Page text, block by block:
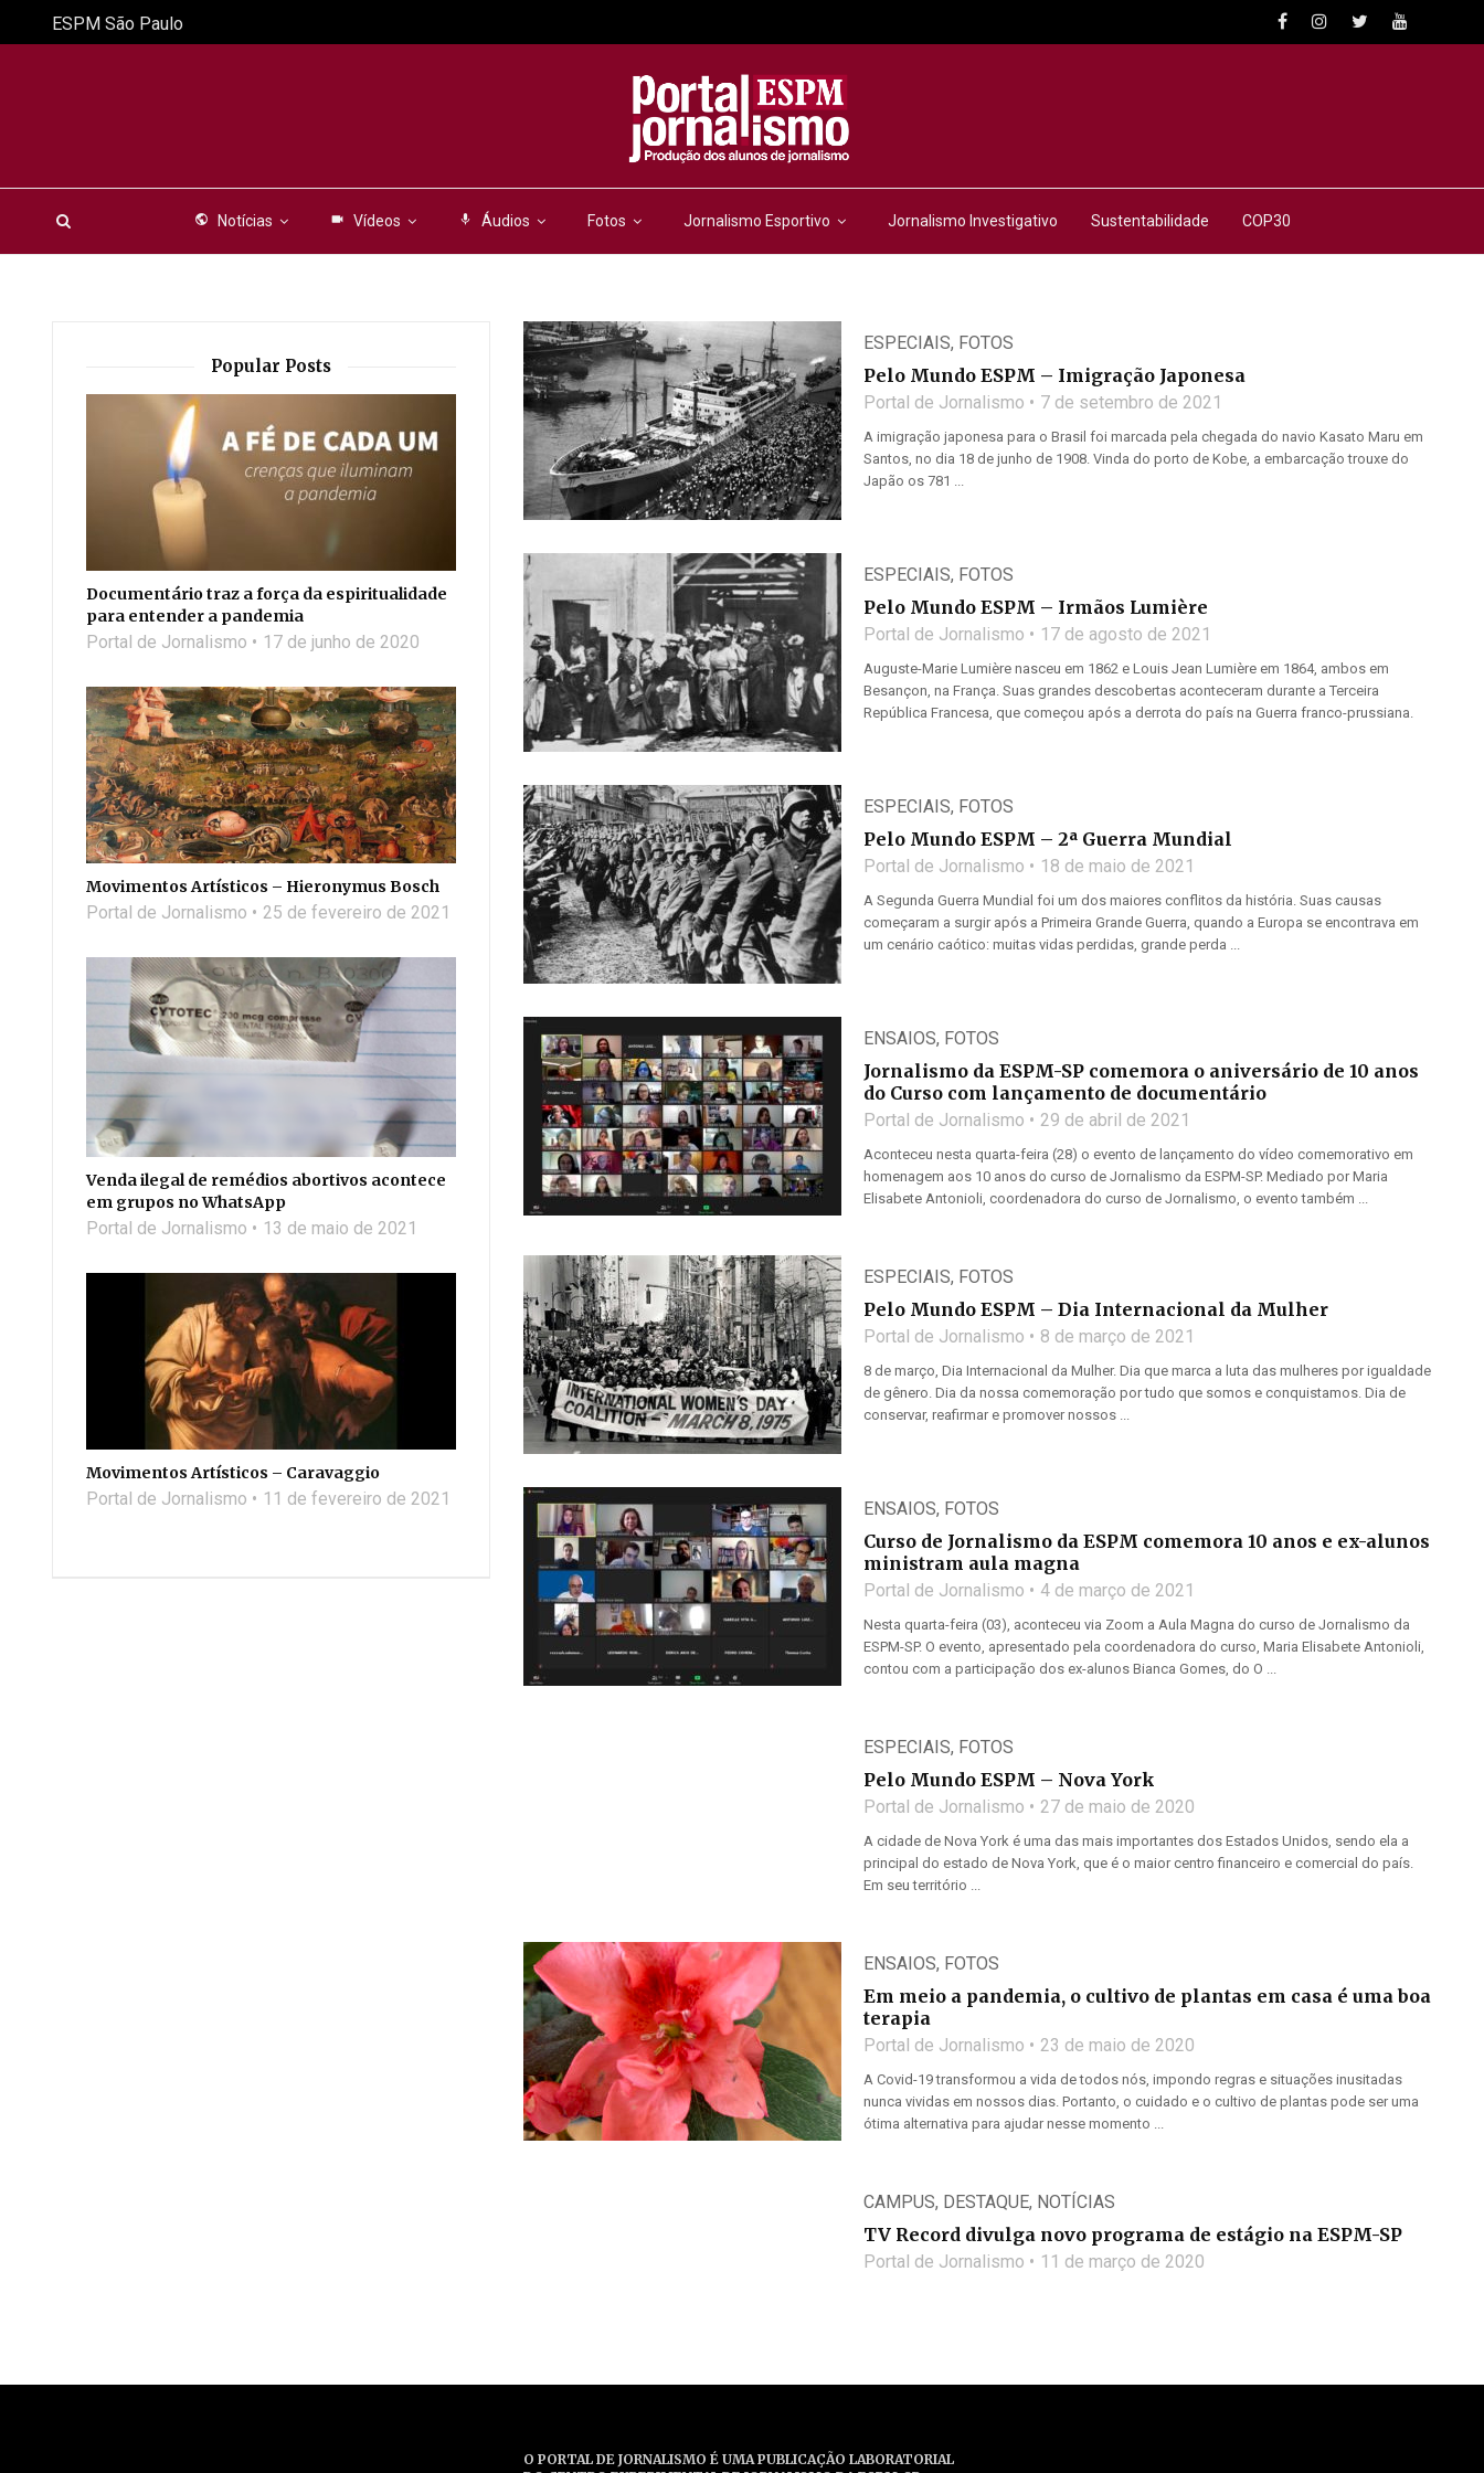
public Notícias videocam Vídeos mic Áudios Fotos Jornalismo Esportivo Jornalismo Investigativo Sustentabilidade COP30
ESPM São Paulo
ESPECIAIS, FOTOS
Pelo Mundo ESPM – Imigração Japonesa
Portal de Jornalismo 7 de setembro de 2021
A imigração japonesa para o Brasil foi marcada pela chegada do navio Kasato Maru em
Santos, no dia 18 de junho de 1908. Vinda do porto de Kobe, a embarcação trouxe do
Japão os 781 ...
ESPECIAIS, FOTOS
Pelo Mundo ESPM – Irmãos Lumière
Portal de Jornalismo 17 de agosto de 2021
Auguste-Marie Lumière nasceu em 1862 e Louis Jean Lumière em 1864, ambos em
Besançon, na França. Suas grandes descobertas aconteceram durante a Terceira
República Francesa, que começou após a derrota do país na Guerra franco-prussiana.
ESPECIAIS, FOTOS
Pelo Mundo ESPM – 2ª Guerra Mundial
Portal de Jornalismo 18 de maio de 2021
A Segunda Guerra Mundial foi um dos maiores conflitos da história. Suas causas
começaram a surgir após a Primeira Grande Guerra, quando a Europa se encontrava em
um cenário caótico: muitas vidas perdidas, grande perda ...
ENSAIOS, FOTOS
Jornalismo da ESPM-SP comemora o aniversário de 10 anos
do Curso com lançamento de documentário
Portal de Jornalismo 29 de abril de 2021
Aconteceu nesta quarta-feira (28) o evento de lançamento do vídeo comemorativo em
homenagem aos 10 anos do curso de Jornalismo da ESPM-SP. Mediado por Maria
Elisabete Antonioli, coordenadora do curso de Jornalismo, o evento também ...
ESPECIAIS, FOTOS
Pelo Mundo ESPM – Dia Internacional da Mulher
Portal de Jornalismo 8 de março de 2021
8 de março, Dia Internacional da Mulher. Dia que marca a luta das mulheres por igualdade
de gênero. Dia da nossa comemoração por tudo que somos e conquistamos. Dia de
conservar, reafirmar e promover nossos ...
ENSAIOS, FOTOS
Curso de Jornalismo da ESPM comemora 10 anos e ex-alunos
ministram aula magna
Portal de Jornalismo 4 de março de 2021
Nesta quarta-feira (03), aconteceu via Zoom a Aula Magna do curso de Jornalismo da
ESPM-SP. O evento, apresentado pela coordenadora do curso, Maria Elisabete Antonioli,
contou com a participação dos ex-alunos Bianca Gomes, do O ...
ESPECIAIS, FOTOS
Pelo Mundo ESPM – Nova York
Portal de Jornalismo 27 de maio de 2020
A cidade de Nova York é uma das mais importantes dos Estados Unidos, sendo ela a
principal do estado de Nova York, que é o maior centro financeiro e comercial do país.
Em seu território ...
ENSAIOS, FOTOS
Em meio a pandemia, o cultivo de plantas em casa é uma boa
terapia
Portal de Jornalismo 23 de maio de 2020
A Covid-19 transformou a vida de todos nós, impondo regras e situações inusitadas
nunca vividas em nossos dias. Portanto, o cuidado e o cultivo de plantas pode ser uma
ótima alternativa para ajudar nesse momento ...
CAMPUS, DESTAQUE, NOTÍCIAS
TV Record divulga novo programa de estágio na ESPM-SP
Portal de Jornalismo 11 de março de 2020
Popular Posts
Documentário traz a força da espiritualidade
para entender a pandemia
Portal de Jornalismo 17 de junho de 2020
Movimentos Artísticos – Hieronymus Bosch
Portal de Jornalismo 25 de fevereiro de 2021
Venda ilegal de remédios abortivos acontece
em grupos no WhatsApp
Portal de Jornalismo 13 de maio de 2021
Movimentos Artísticos – Caravaggio
Portal de Jornalismo 11 de fevereiro de 2021
O PORTAL DE JORNALISMO É UMA PUBLICAÇÃO LABORATORIAL